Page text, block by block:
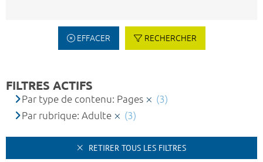
EFFACER RECHERCHER
FILTRES ACTIFS
Par type de contenu: Pages
(3)
Par rubrique: Adulte
(3)
RETIRER TOUS LES FILTRES